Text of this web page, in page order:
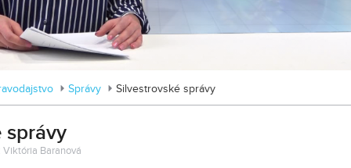
Správy Silvestrovské správy
správy
Baranová